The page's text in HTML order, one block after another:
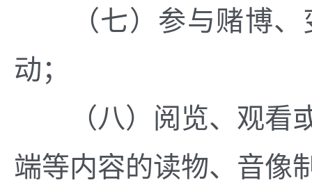
（七）参与赌博、
动；
（八）阅览、观看或
端等内容的读物、音像